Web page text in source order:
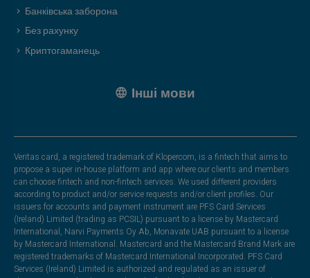
Банківська заборона
Без рахунку
Криптогаманець
Інші мови
Veritas card, a registered trademark of Klopercom, is a fintech that aims to
propose a super in-house platform and app where our clients and members
can choose fintech and non-fintech services. We used different providers
according to product and/or service requests and/or client profiles. Our
issuers for accounts and payment instrument are PFS Card Services
(Ireland) Limited (trading as PCSIL) pursuant to a license by Mastercard
International, Narvi Payments Oy Ab, Monavate UAB pursuant to a license
by Mastercard International. Mastercard and the Mastercard Brand Mark are
registered trademarks of Mastercard International Incorporated. PFS Card
Services (Ireland) Limited is authorized and regulated as an issuer of